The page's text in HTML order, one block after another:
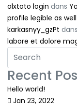
olxtoto login dans
profile legible as well
karkasnyy_gzPt dans
labore et dolore
Recent
Hello world!
Jan 23, 2022